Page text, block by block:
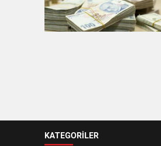
KATEGORİLER